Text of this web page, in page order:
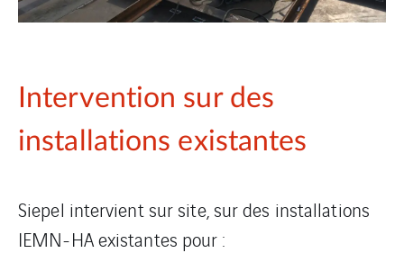
Intervention sur des
installations existantes
Siepel intervient sur site, sur des installations
IEMN-HA existantes pour :